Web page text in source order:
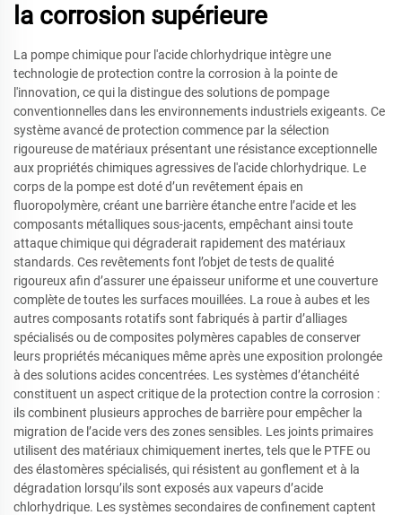
la corrosion supérieure
La pompe chimique pour l'acide chlorhydrique intègre une
technologie de protection contre la corrosion à la pointe de
l'innovation, ce qui la distingue des solutions de pompage
conventionnelles dans les environnements industriels exigeants. Ce
système avancé de protection commence par la sélection
rigoureuse de matériaux présentant une résistance exceptionnelle
aux propriétés chimiques agressives de l'acide chlorhydrique. Le
corps de la pompe est doté d’un revêtement épais en
fluoropolymère, créant une barrière étanche entre l’acide et les
composants métalliques sous-jacents, empêchant ainsi toute
attaque chimique qui dégraderait rapidement des matériaux
standards. Ces revêtements font l’objet de tests de qualité
rigoureux afin d’assurer une épaisseur uniforme et une couverture
complète de toutes les surfaces mouillées. La roue à aubes et les
autres composants rotatifs sont fabriqués à partir d’alliages
spécialisés ou de composites polymères capables de conserver
leurs propriétés mécaniques même après une exposition prolongée
à des solutions acides concentrées. Les systèmes d’étanchéité
constituent un aspect critique de la protection contre la corrosion :
ils combinent plusieurs approches de barrière pour empêcher la
migration de l’acide vers des zones sensibles. Les joints primaires
utilisent des matériaux chimiquement inertes, tels que le PTFE ou
des élastomères spécialisés, qui résistent au gonflement et à la
dégradation lorsqu’ils sont exposés aux vapeurs d’acide
chlorhydrique. Les systèmes secondaires de confinement captent